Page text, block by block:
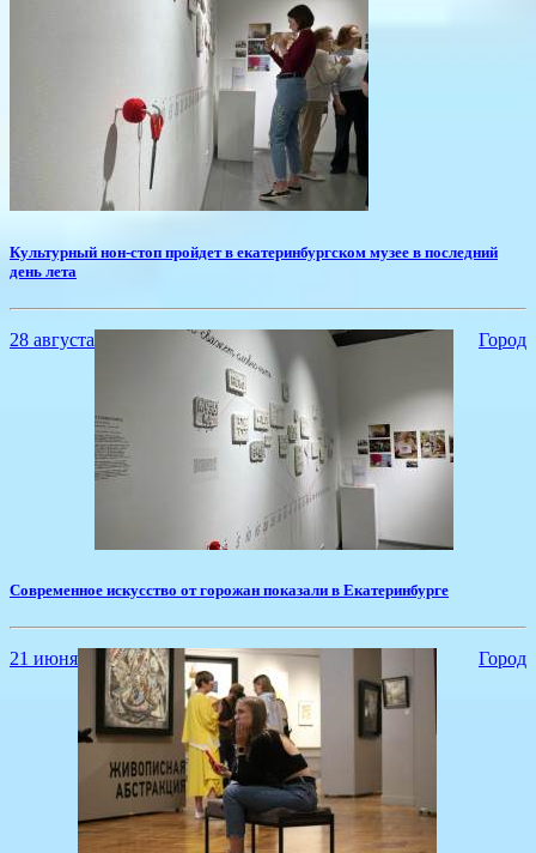
​Культурный нон-стоп пройдет в екатеринбургском музее в последний
день лета
28 августа Город
​Современное искусство от горожан показали в Екатеринбурге
21 июня Город